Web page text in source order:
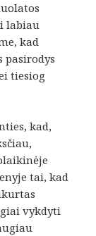
labiau
kad
tiesiog
kad,
tai, kad
vykdyti